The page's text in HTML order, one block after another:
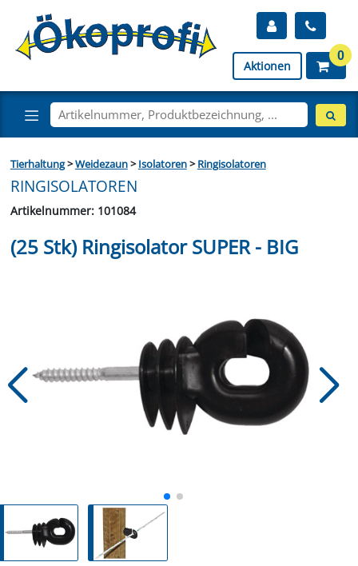
Aktionen
0
Tierhaltung>Weidezaun>Isolatoren>Ringisolatoren
RINGISOLATOREN
Artikelnummer: 101084
(25 Stk) Ringisolator SUPER - BIG